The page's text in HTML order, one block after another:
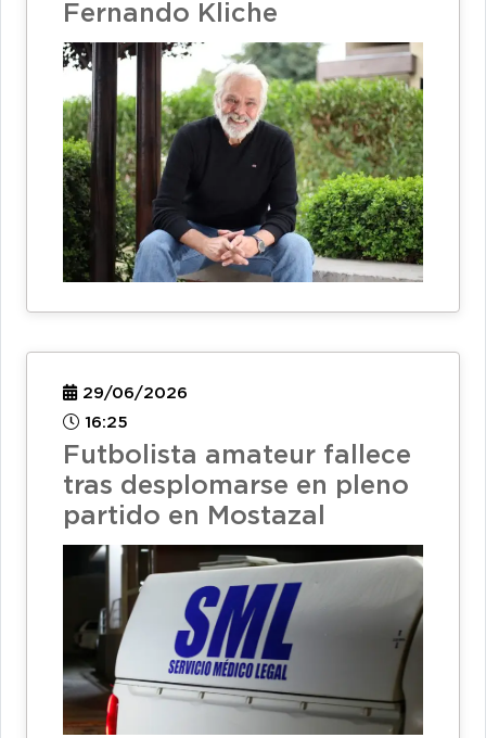
Fernando Kliche
29/06/2026
16:25
Futbolista amateur fallece
tras desplomarse en pleno
partido en Mostazal